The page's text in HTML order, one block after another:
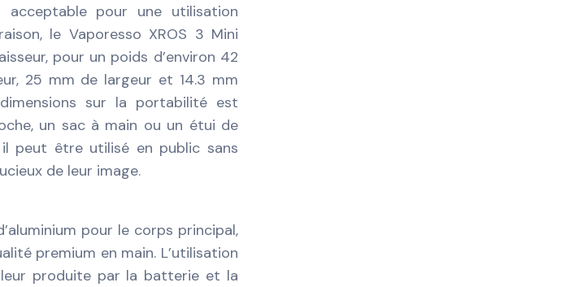
pour une utilisation
le Vaporesso XROS 3 Mini
pour un poids d’environ 42
25 mm de largeur et 14.3 mm
sur la portabilité est
un sac à main ou un étui de
peut être utilisé en public sans
de leur image.
pour le corps principal,
premium en main. L’utilisation
produite par la batterie et la